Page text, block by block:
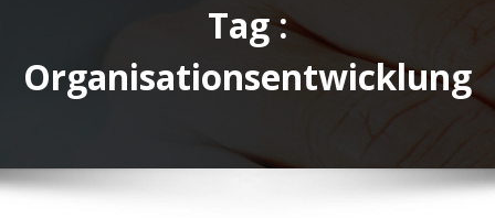
Tag :
Organisationsentwicklung